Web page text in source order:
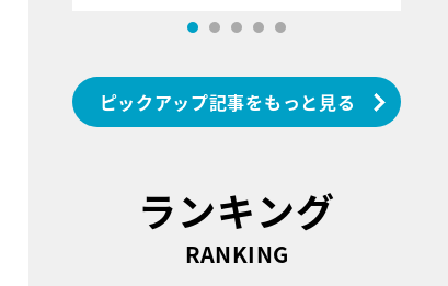
ピックアップ記事をもっと見る
ランキング
RANKING